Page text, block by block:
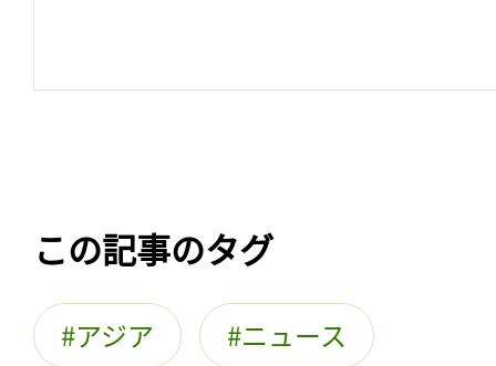
この記事のタグ
アジア ニュース